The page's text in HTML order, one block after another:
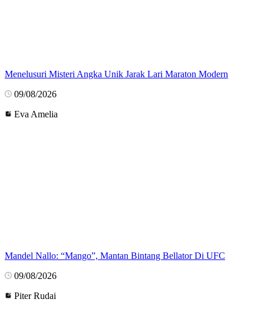
Menelusuri Misteri Angka Unik Jarak Lari Maraton Modern
09/08/2026
Eva Amelia
Mandel Nallo: “Mango”, Mantan Bintang Bellator Di UFC
09/08/2026
Piter Rudai